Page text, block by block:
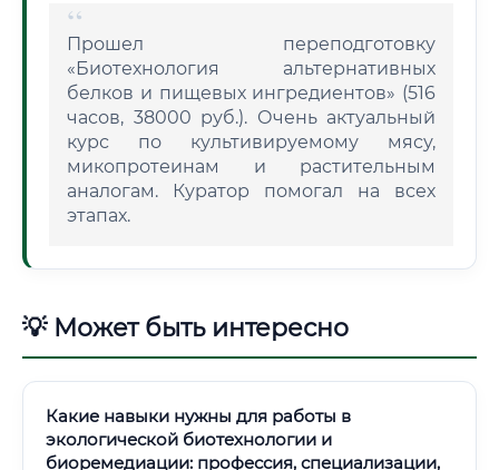
Прошел переподготовку
«Биотехнология альтернативных
белков и пищевых ингредиентов» (516
часов, 38000 руб.). Очень актуальный
курс по культивируемому мясу,
микопротеинам и растительным
аналогам. Куратор помогал на всех
этапах.
💡 Может быть интересно
Какие навыки нужны для работы в
экологической биотехнологии и
биоремедиации: профессия, специализации,